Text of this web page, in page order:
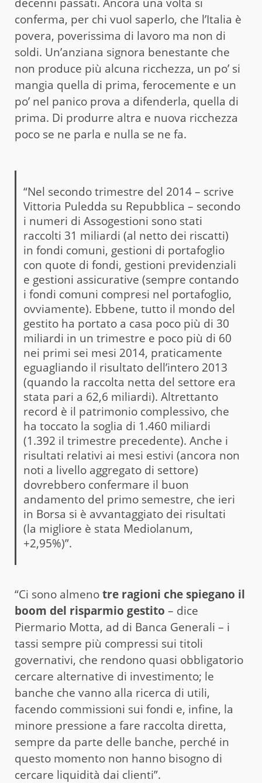
conferma, per chi vuol saperlo, che l’Italia è
povera, poverissima di lavoro ma non di
soldi. Un’anziana signora benestante che
non produce più alcuna ricchezza, un po’ si
mangia quella di prima, ferocemente e un
po’ nel panico prova a difenderla, quella di
prima. Di produrre altra e nuova ricchezza
poco se ne parla e nulla se ne fa.
“Nel secondo trimestre del 2014 – scrive
Vittoria Puledda su Repubblica – secondo
i numeri di Assogestioni sono stati
raccolti 31 miliardi (al netto dei riscatti)
in fondi comuni, gestioni di portafoglio
con quote di fondi, gestioni previdenziali
e gestioni assicurative (sempre contando
i fondi comuni compresi nel portafoglio,
ovviamente). Ebbene, tutto il mondo del
gestito ha portato a casa poco più di 30
miliardi in un trimestre e poco più di 60
nei primi sei mesi 2014, praticamente
eguagliando il risultato dell’intero 2013
(quando la raccolta netta del settore era
stata pari a 62,6 miliardi). Altrettanto
record è il patrimonio complessivo, che
ha toccato la soglia di 1.460 miliardi
(1.392 il trimestre precedente). Anche i
risultati relativi ai mesi estivi (ancora non
noti a livello aggregato di settore)
dovrebbero confermare il buon
andamento del primo semestre, che ieri
in Borsa si è avvantaggiato dei risultati
(la migliore è stata Mediolanum,
+2,95%)”.
“Ci sono almenotre ragioni che spiegano il
boom del risparmio gestito – dice
Piermario Motta, ad di Banca Generali – i
tassi sempre più compressi sui titoli
governativi, che rendono quasi obbligatorio
cercare alternative di investimento; le
banche che vanno alla ricerca di utili,
facendo commissioni sui fondi e, infine, la
minore pressione a fare raccolta diretta,
sempre da parte delle banche, perché in
questo momento non hanno bisogno di
cercare liquidità dai clienti”.